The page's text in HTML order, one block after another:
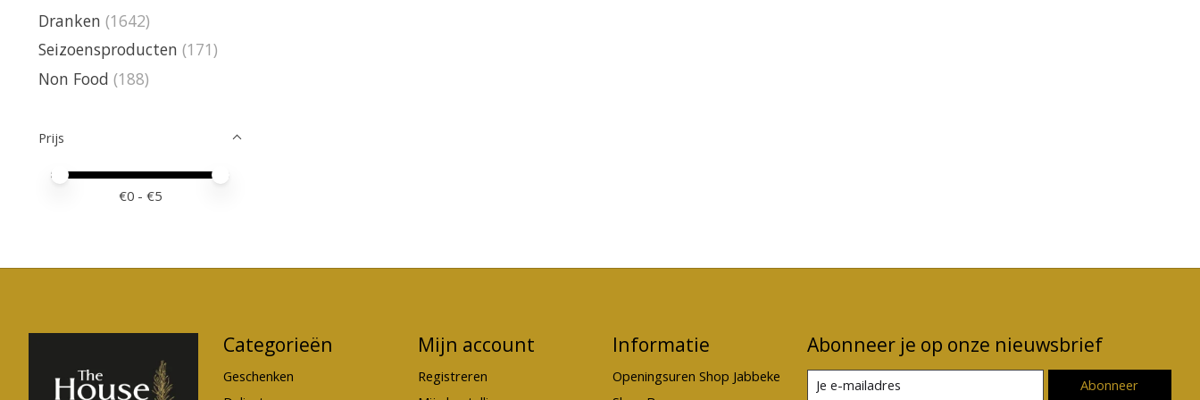
Dranken (1642)
Seizoensproducten (171)
Non Food (188)
Prijs
Minimale prijswaarde
Price maximum value
€0 - €5
Categorieën
Geschenken
Mijn account
Registreren
Informatie
Openingsuren Shop Jabbeke
Abonneer je op onze nieuwsbrief
Abonneer